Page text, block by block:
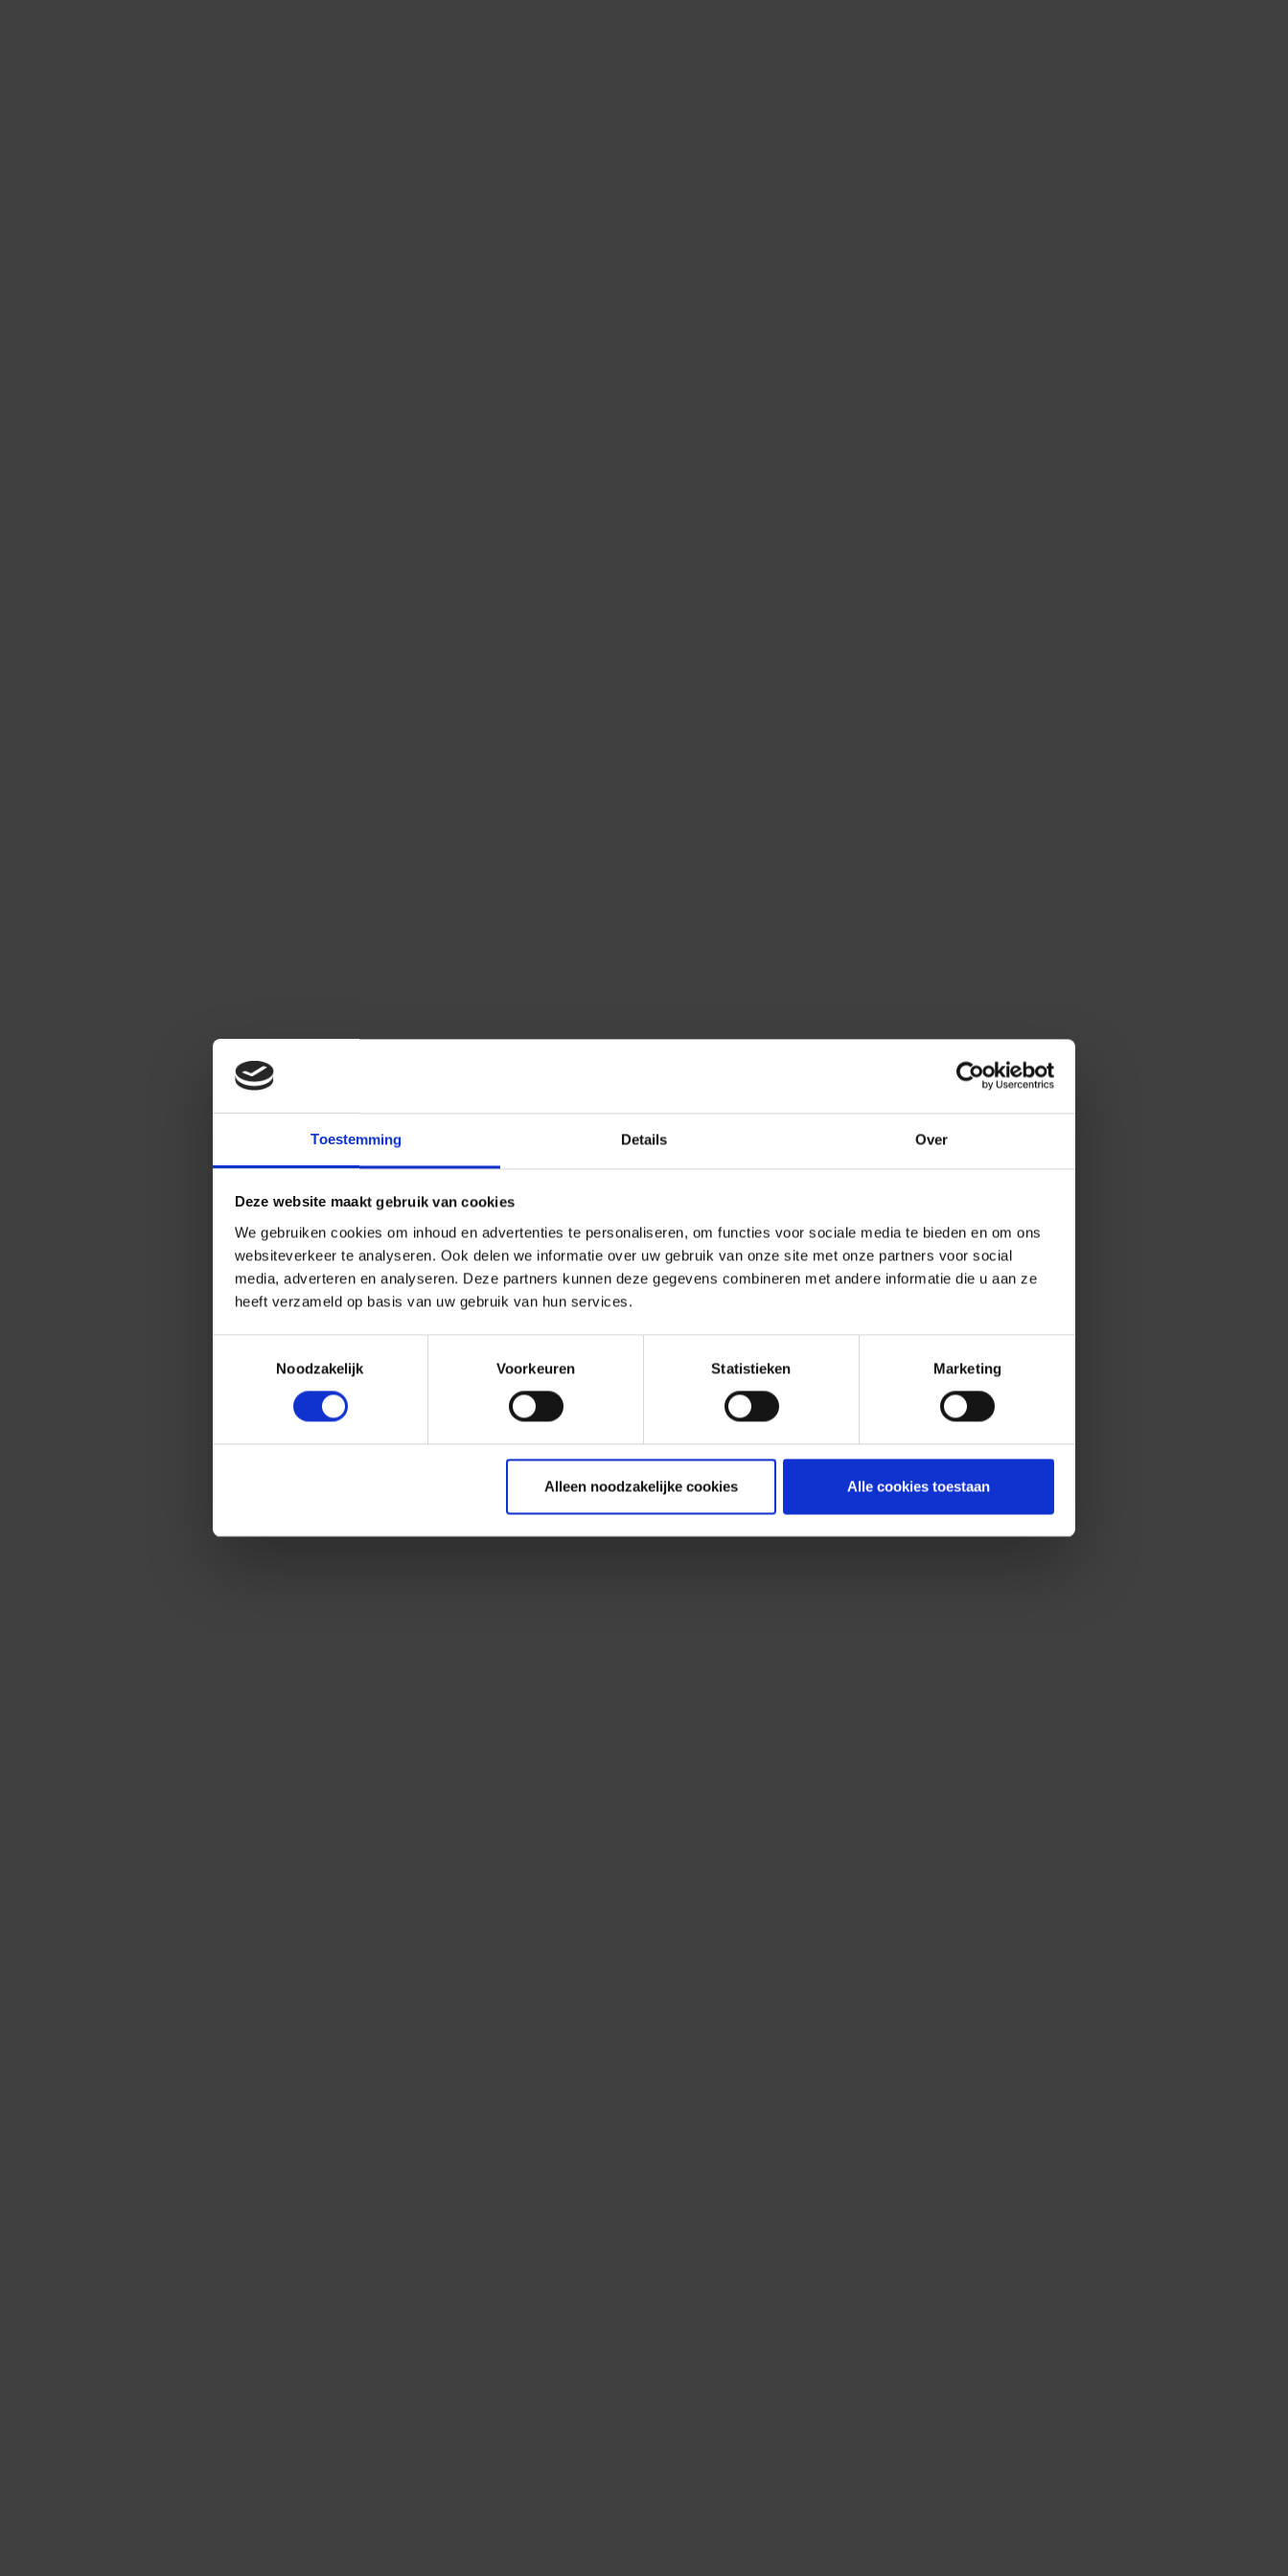
Toestemming Details Over
Deze website maakt gebruik van cookies
We gebruiken cookies om inhoud en advertenties te personaliseren, om functies voor sociale media te bieden en om ons
websiteverkeer te analyseren. Ook delen we informatie over uw gebruik van onze site met onze partners voor social
media, adverteren en analyseren. Deze partners kunnen deze gegevens combineren met andere informatie die u aan ze
heeft verzameld op basis van uw gebruik van hun services.
Noodzakelijk
Voorkeuren Statistieken Marketing
Alleen noodzakelijke cookies Alle cookies toestaan